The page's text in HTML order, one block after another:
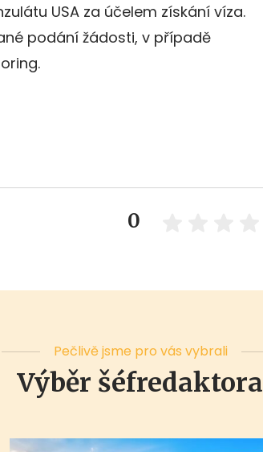
USA za účelem získání víza.
podání žádosti, v případě
0
Pečlivě jsme pro vás vybrali
Výběr šéfredaktora